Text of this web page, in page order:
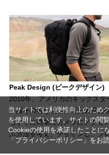
Peak Design (ピークデザイン)
2010年、アメリカのキックス
一躍その名を世界の写真業界に
もすぐに簡単にカメラにアクセ
ぶ方法を考え、デザインし、プ
当サイトでは利便性向上のため
を使用しています。サイトの閲
Cookieの使用を承諾したことに
「プライバシーポリシー」 をお